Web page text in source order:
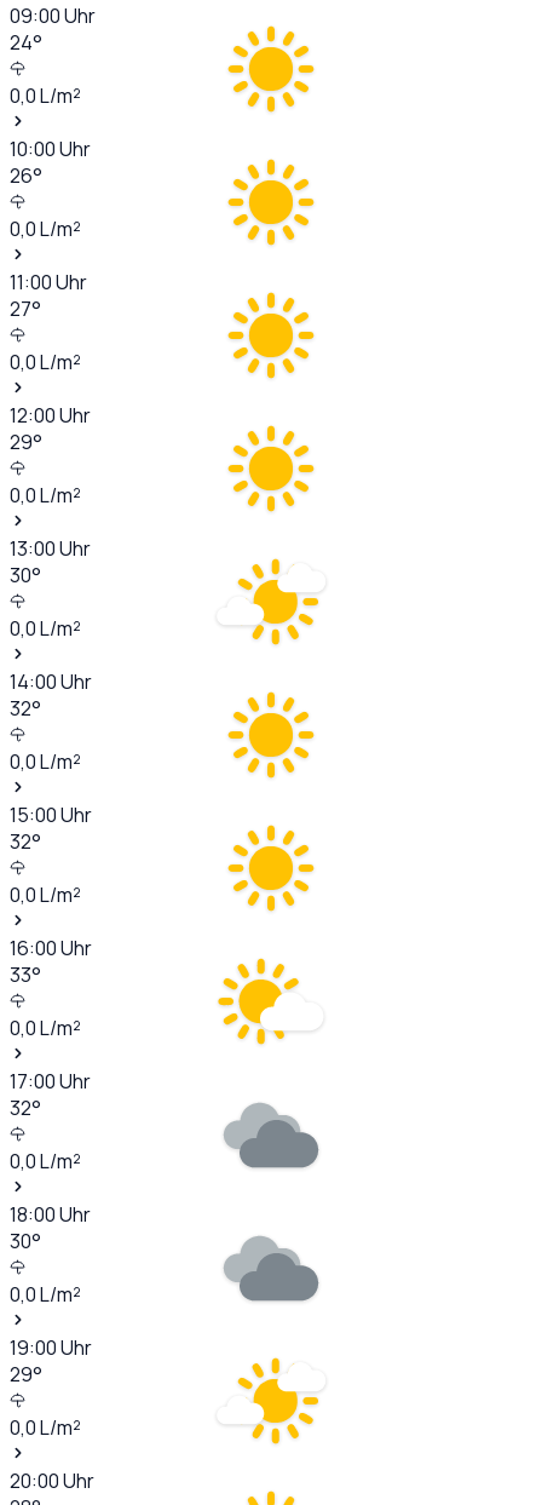
09:00Uhr
24°
0,0L/m²
10:00Uhr
26°
0,0L/m²
11:00Uhr
27°
0,0L/m²
12:00Uhr
29°
0,0L/m²
13:00Uhr
30°
0,0L/m²
14:00Uhr
32°
0,0L/m²
15:00Uhr
32°
0,0L/m²
16:00Uhr
33°
0,0L/m²
17:00Uhr
32°
0,0L/m²
18:00Uhr
30°
0,0L/m²
19:00Uhr
29°
0,0L/m²
20:00Uhr